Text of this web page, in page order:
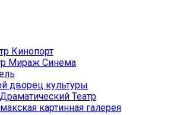
Кинопорт
Мираж Синема
дворец культуры
Театр
картинная галерея